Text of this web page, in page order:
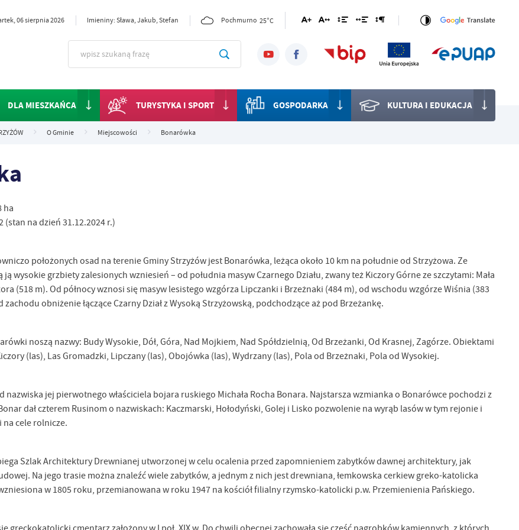
06 sierpnia 2026 Imieniny: Sława, Jakub, Stefan Pochmurno 25°C
DLA MIESZKAŃCA TURYSTYKA I SPORT GOSPODARKA KULTURA I EDUKACJA
O Gminie Miejscowości Bonarówka
ha
(stan na dzień 31.12.2024 r.)
położonych osad na terenie Gminy Strzyżów jest Bonarówka, leżąca około 10 km na południe od Strzyżowa. Ze
wysokie grzbiety zalesionych wzniesień – od południa masyw Czarnego Działu, zwany też Kiczory Górne ze szczytami: Mała
(518 m). Od północy wznosi się masyw lesistego wzgórza Lipczanki i Brzeżnaki (484 m), od wschodu wzgórze Wiśnia (383
zachodu obniżenie łączące Czarny Dział z Wysoką Strzyżowską, podchodzące aż pod Brzeżankę.
noszą nazwy: Budy Wysokie, Dół, Góra, Nad Mojkiem, Nad Spółdzielnią, Od Brzeżanki, Od Krasnej, Zagórze. Obiektami
(las), Las Gromadzki, Lipczany (las), Obojówka (las), Wydrzany (las), Pola od Brzeżnaki, Pola od Wysokiej.
nazwiska jej pierwotnego właściciela bojara ruskiego Michała Rocha Bonara. Najstarsza wzmianka o Bonarówce pochodzi z
dał czterem Rusinom o nazwiskach: Kaczmarski, Hołodyński, Golej i Lisko pozwolenie na wyrąb lasów w tym rejonie i
cele rolnicze.
Szlak Architektury Drewnianej utworzonej w celu ocalenia przed zapomnieniem zabytków dawnej architektury, jak
Na jego trasie można znaleźć wiele zabytków, a jednym z nich jest drewniana, łemkowska cerkiew greko-katolicka
w 1805 roku, przemianowana w roku 1947 na kościół filialny rzymsko-katolicki p.w. Przemienienia Pańskiego.